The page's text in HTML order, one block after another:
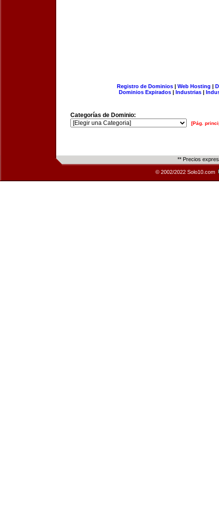
Registro de Dominios| Web Hosting |
Dominios Expirados | Industrias |
Categorías de Dominio:
[Pág.
** Precios
© 2002/2022 Solo10.com